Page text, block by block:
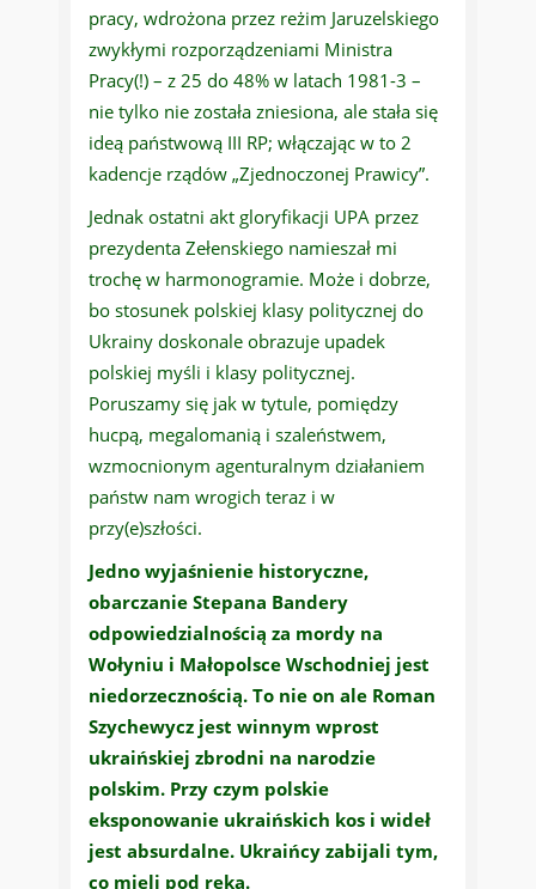
pracy, wdrożona przez reżim Jaruzelskiego
zwykłymi rozporządzeniami Ministra
Pracy(!) – z 25 do 48% w latach 1981-3 –
nie tylko nie została zniesiona, ale stała się
ideą państwową III RP; włączając w to 2
kadencje rządów „Zjednoczonej Prawicy”.
Jednak ostatni akt gloryfikacji UPA przez
prezydenta Zełenskiego namieszał mi
trochę w harmonogramie. Może i dobrze,
bo stosunek polskiej klasy politycznej do
Ukrainy doskonale obrazuje upadek
polskiej myśli i klasy politycznej.
Poruszamy się jak w tytule, pomiędzy
hucpą, megalomanią i szaleństwem,
wzmocnionym agenturalnym działaniem
państw nam wrogich teraz i w
przy(e)szłości.
Jedno wyjaśnienie historyczne,
obarczanie Stepana Bandery
odpowiedzialnością za mordy na
Wołyniu i Małopolsce Wschodniej jest
niedorzecznością. To nie on ale Roman
Szychewycz jest winnym wprost
ukraińskiej zbrodni na narodzie
polskim. Przy czym polskie
eksponowanie ukraińskich kos i wideł
jest absurdalne. Ukraińcy zabijali tym,
co mieli pod ręką.